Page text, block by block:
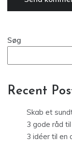
Søg
Recent
Skab et
3 gode råd
3 idéer til en